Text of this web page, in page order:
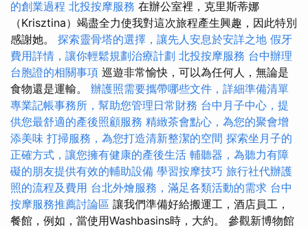
的創業過程 北投按摩服務 在辦公室裡，克里斯蒂娜
（Krisztina）竭盡全力使我對這次旅程產生興趣，因此特別
感謝她。 探索靈骨塔的選擇，讓先人安息於安詳之地 假牙
費用詳情，讓你輕鬆規劃治療計劃 北投按摩服務 台中辦理
台胞證的相關事項 巡遊非常愉快，可以為任何人，無論是
食物還是運輸。 辦護照需要攜帶哪些文件，詳細準備清單
專業記帳事務所，幫助您管理日常財務 台中月子中心，提
供您最舒適的產後照顧服務 精緻茶會點心，為您的聚會增
添美味 打掃服務，為您打造清新整潔的空間 探索坐月子的
正確方式，讓您擁有健康的產後生活 輔聽器，為聽力有障
礙的朋友提供有效的輔助設備 學習按摩技巧 旅行社代辦護
照的流程及費用 台北外燴服務，滿足各類活動的需求 台中
按摩服務推薦討論區 讓我們準備好給搬運工，酒店員工，
餐館，例如，當使用Washbasins時，大約。 參觀新博物館